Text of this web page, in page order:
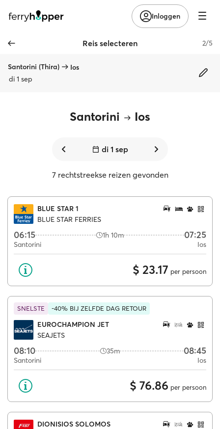
Inloggen
Reis selecteren 2/5
Santorini (Thira)
Ios
di 1 sep
Santorini Ios
di 1 sep
7 rechtstreekse reizen gevonden
BLUE STAR 1
BLUE STAR FERRIES
06:15 1h 10m 07:25
Santorini Ios
$ 23.17 per persoon
SNELSTE -40% BIJ ZELFDE DAG RETOUR
EUROCHAMPION JET
SEAJETS
08:10 35m 08:45
Santorini Ios
$ 76.86 per persoon
DIONISIOS SOLOMOS